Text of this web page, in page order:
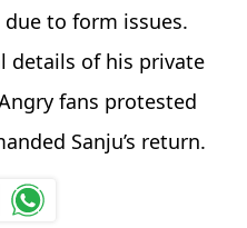
to form issues.
details of his private
fans protested
Sanju’s return.